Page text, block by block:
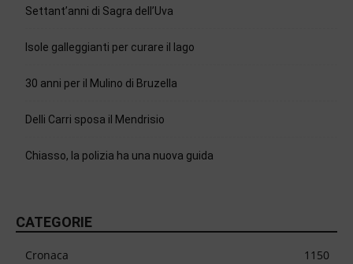
Settant’anni di Sagra dell’Uva
Isole galleggianti per curare il lago
30 anni per il Mulino di Bruzella
Delli Carri sposa il Mendrisio
Chiasso, la polizia ha una nuova guida
CATEGORIE
Cronaca
1150